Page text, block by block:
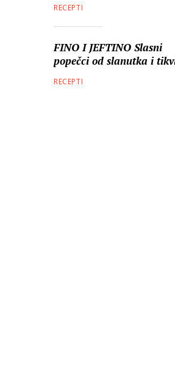
RECEPTI
FINO I JEFTINO Slasni
popečci od slanutka i
RECEPTI